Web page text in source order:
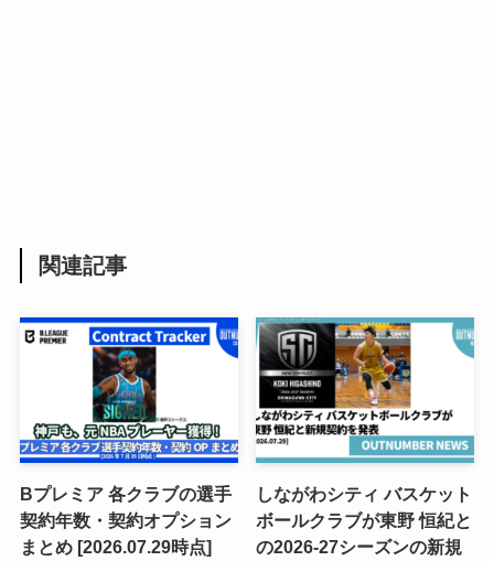
関連記事
Bプレミア 各クラブの選手
契約年数・契約オプション
まとめ [2026.07.29時点]
しながわシティ バスケット
ボールクラブが東野 恒紀と
の2026-27シーズンの新規